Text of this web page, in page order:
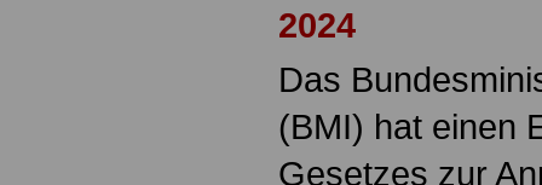
2024
Das
(BMI) hat einen
Gesetzes zur